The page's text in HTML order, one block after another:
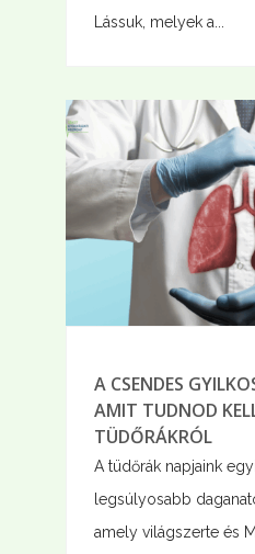
Lássuk, melyek a...
A CSENDES
AMIT TUDNOD
TÜDŐRÁKRÓL
A tüdőrák napjaink
legsúlyosabb
amely világszerte és